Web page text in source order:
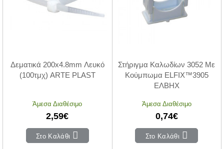
Δεματικά 200x4.8mm Λευκό
(100τμχ) ARTE PLAST
Άμεσα Διαθέσιμο
2,59€
Στο Καλάθι
Στήριγμα Καλωδίων 3052 Με
Κούμπωμα ELFIX™3905
ΕΛΒΗΧ
Άμεσα Διαθέσιμο
0,74€
Στο Καλάθι